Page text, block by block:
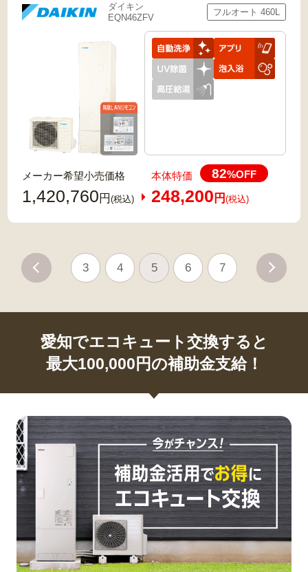
ダイキン
EQN46ZFV
フルオート 460L
メーカー希望小売価格
1,420,760 円(税込)
本体特価 82%OFF
248,200 円 (税込)
3 4 5 6 7
愛知でエコキュート交換すると
最大100,000円の補助金支給！